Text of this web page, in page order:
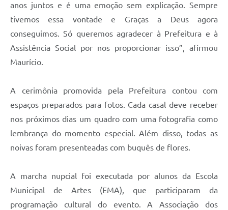
anos juntos e é uma emoção sem explicação. Sempre
tivemos essa vontade e Graças a Deus agora
conseguimos. Só queremos agradecer à Prefeitura e à
Assistência Social por nos proporcionar isso”, afirmou
Maurício.
A cerimônia promovida pela Prefeitura contou com
espaços preparados para fotos. Cada casal deve receber
nos próximos dias um quadro com uma fotografia como
lembrança do momento especial. Além disso, todas as
noivas foram presenteadas com buquês de flores.
A marcha nupcial foi executada por alunos da Escola
Municipal de Artes (EMA), que participaram da
programação cultural do evento. A Associação dos